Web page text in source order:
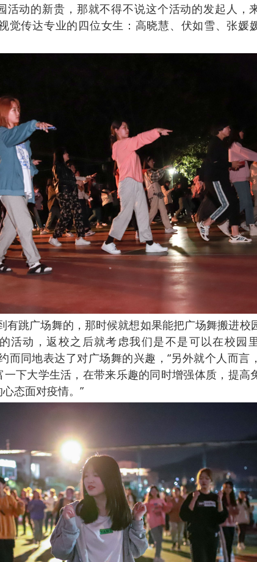
活动的新贵，那就不得不说这个活动的发起人，
觉传达专业的四位女生：高晓慧、伏如雪、张媛
有跳广场舞的，那时候就想如果能把广场舞搬进校
活动，返校之后就考虑我们是不是可以在校园
而同地表达了对广场舞的兴趣，“另外就个人而言
下大学生活，在带来乐趣的同时增强体质，提高
态面对疫情。”